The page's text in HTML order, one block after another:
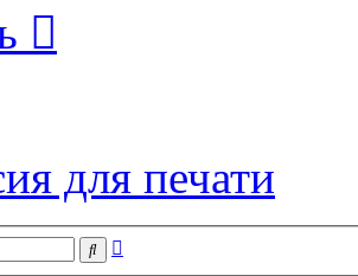
для печати
Поиск